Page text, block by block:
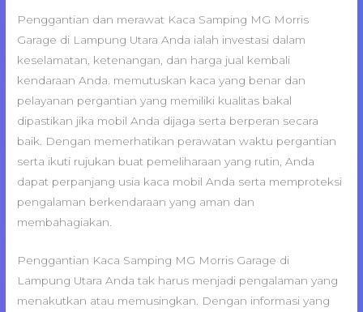
Penggantian dan merawat Kaca Samping MG Morris
Garage di Lampung Utara Anda ialah investasi dalam
keselamatan, ketenangan, dan harga jual kembali
kendaraan Anda. memutuskan kaca yang benar dan
pelayanan pergantian yang memiliki kualitas bakal
dipastikan jika mobil Anda dijaga serta berperan secara
baik. Dengan memerhatikan perawatan waktu pergantian
serta ikuti rujukan buat pemeliharaan yang rutin, Anda
dapat perpanjang usia kaca mobil Anda serta memproteksi
pengalaman berkendaraan yang aman dan
membahagiakan.
Penggantian Kaca Samping MG Morris Garage di
Lampung Utara Anda tak harus menjadi pengalaman yang
menakutkan atau memusingkan. Dengan informasi yang